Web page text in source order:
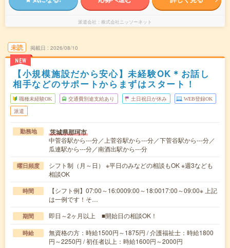
派遣会社 株式会社ニッソーネット
未読
NEW
掲載日 2026/08/10
【小規模施設だから安心】未経験OK＊お話し
相手などのサポートからまずはスタート！
職種未経験OK 交通費別途支給あり 土日祝日が休み WEB登録OK
派遣
勤務地 茨城県那珂市
中菅谷駅から---分／上菅谷駅から---分／下菅谷駅から---分／
瓜連駅から---分／南酒出駅から---分
曜日頻度
シフト制（月～日） ※平日のみなどの相談もOK ※週3なども
相談OK
時間
【シフト例】07:00～16:0009:00～18:0017:00～09:00※ 上記
は一例です！そ…
期間 即日～2ヶ月以上 ■開始日の相談OK！
時給
無資格の方：時給1500円～1875円 / 介護福祉士：時給1800
円～2250円 / 初任者以上：時給1600円～2000円